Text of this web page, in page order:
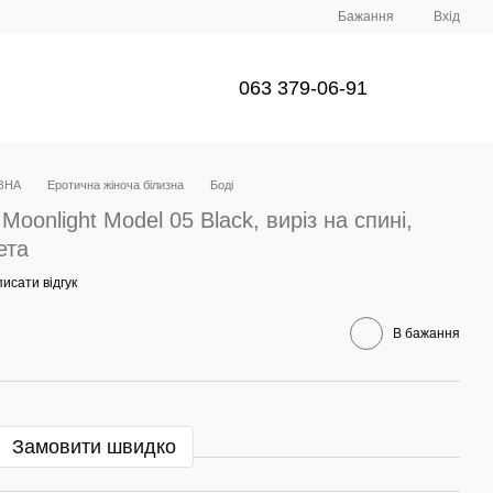
Бажання Вхід
063 379-06-91
Еротична жіноча білизна Боді
Moonlight Model 05 Black, виріз на спині,
відгук
В бажання
Замовити швидко